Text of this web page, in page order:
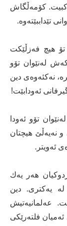
کۆمەڵگاش
تێداببێتەوە.
تۆ هیچ فەزڵێکت
لەنێوان تۆو
نەكئەوەی دین
ئەودابێت!
تۆو ئەودا
و نەیەڵێ هیچتان
ئەویتر.
هەر یەك
یەکتری. دین
عەلمانیەتیش
فلتەرێکی